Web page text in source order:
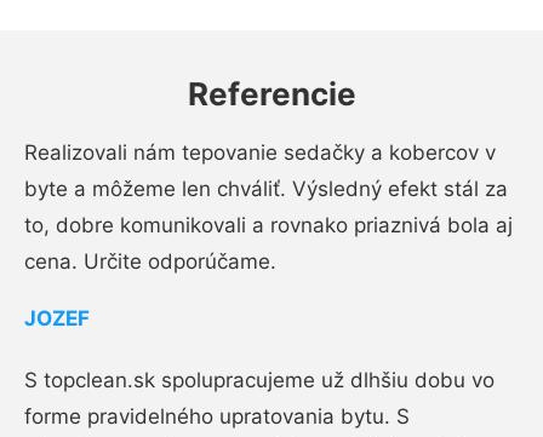
Referencie
Realizovali nám tepovanie sedačky a kobercov v
byte a môžeme len chváliť. Výsledný efekt stál za
to, dobre komunikovali a rovnako priaznivá bola aj
cena. Určite odporúčame.
JOZEF
S topclean.sk spolupracujeme už dlhšiu dobu vo
forme pravidelného upratovania bytu. S